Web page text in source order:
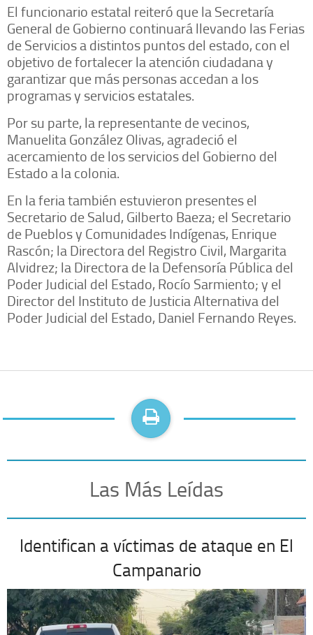
El funcionario estatal reiteró que la Secretaría
General de Gobierno continuará llevando las Ferias
de Servicios a distintos puntos del estado, con el
objetivo de fortalecer la atención ciudadana y
garantizar que más personas accedan a los
programas y servicios estatales.
Por su parte, la representante de vecinos,
Manuelita González Olivas, agradeció el
acercamiento de los servicios del Gobierno del
Estado a la colonia.
En la feria también estuvieron presentes el
Secretario de Salud, Gilberto Baeza; el Secretario
de Pueblos y Comunidades Indígenas, Enrique
Rascón; la Directora del Registro Civil, Margarita
Alvidrez; la Directora de la Defensoría Pública del
Poder Judicial del Estado, Rocío Sarmiento; y el
Director del Instituto de Justicia Alternativa del
Poder Judicial del Estado, Daniel Fernando Reyes.
Las Más Leídas
Identifican a víctimas de ataque en El
Campanario